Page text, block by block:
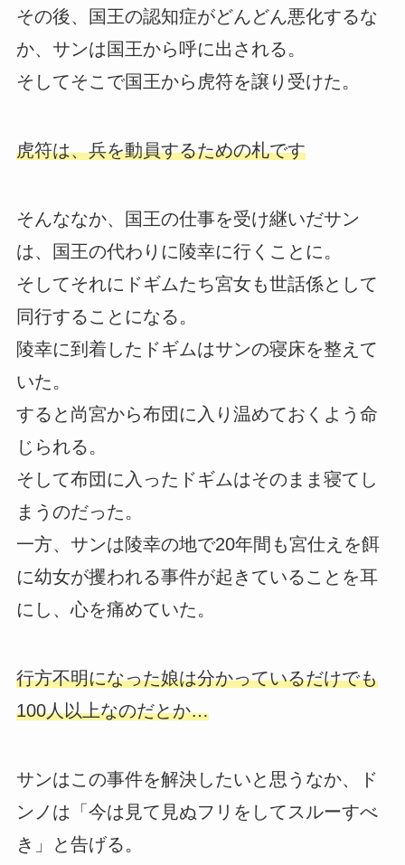
その後、国王の認知症がどんどん悪化するな
か、サンは国王から呼に出される。
そしてそこで国王から虎符を譲り受けた。
虎符は、兵を動員するための札です
そんななか、国王の仕事を受け継いだサン
は、国王の代わりに陵幸に行くことに。
そしてそれにドギムたち宮女も世話係として
同行することになる。
陵幸に到着したドギムはサンの寝床を整えて
いた。
すると尚宮から布団に入り温めておくよう命
じられる。
そして布団に入ったドギムはそのまま寝てし
まうのだった。
一方、サンは陵幸の地で20年間も宮仕えを餌
に幼女が攫われる事件が起きていることを耳
にし、心を痛めていた。
行方不明になった娘は分かっているだけでも
100人以上なのだとか…
サンはこの事件を解決したいと思うなか、ド
ンノは「今は見て見ぬフリをしてスルーすべ
き」と告げる。